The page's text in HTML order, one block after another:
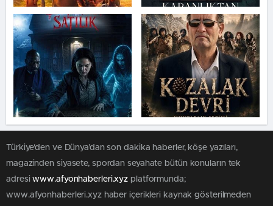
Türkiye'den ve Dünya’dan son dakika haberler, köşe yazıları,
magazinden siyasete, spordan seyahate bütün konuların tek
adresiwww.afyonhaberleri.xyz platformunda;
www.afyonhaberleri.xyz haber içerikleri kaynak gösterilmeden